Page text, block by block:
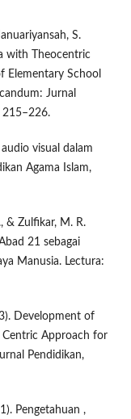
S.
with Theocentric
Elementary School
Jurnal
215–226.
visual dalam
Agama Islam,
& Zulfikar, M. R.
21 sebagai
Manusia. Lectura:
Development of
Approach for
Pendidikan,
Pengetahuan ,